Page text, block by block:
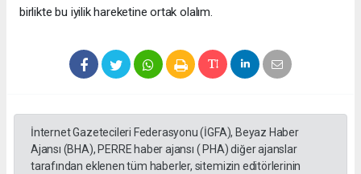
birlikte bu iyilik hareketine ortak olalım.
İnternet Gazetecileri Federasyonu (İGFA), Beyaz Haber
Ajansı (BHA), PERRE haber ajansı ( PHA) diğer ajanslar
tarafından eklenen tüm haberler, sitemizin editörlerinin